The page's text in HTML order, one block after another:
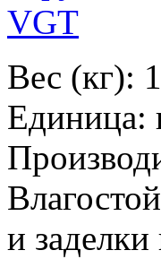
VGT
Вес (кг):
Единица:
и